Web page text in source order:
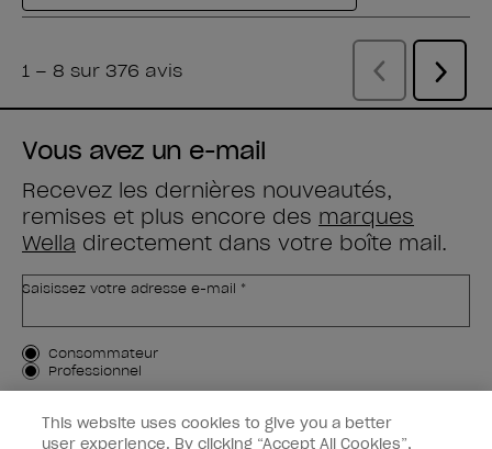
Vous avez un e-mail
Recevez les dernières nouveautés,
remises et plus encore des marques
Wella directement dans votre boîte mail.
Saisissez votre adresse e-mail *
Type de client
Consommateur
Professionnel
M'INSCRIRE
This website uses cookies to give you a better
user experience. By clicking “Accept All Cookies”,